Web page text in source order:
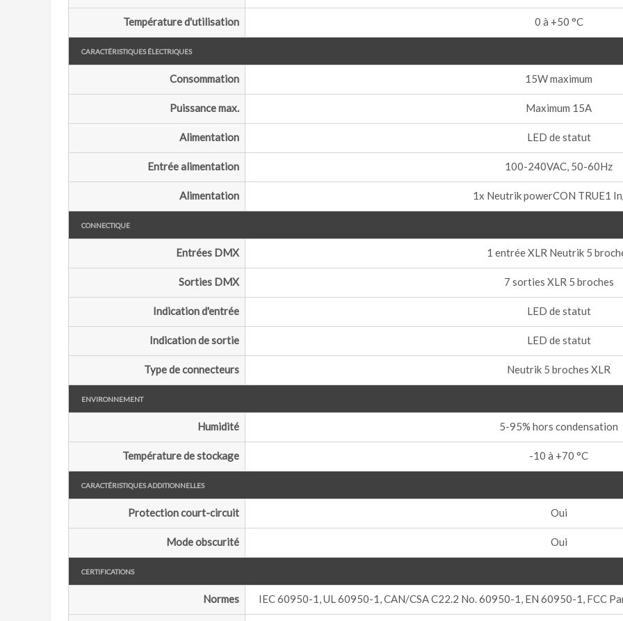
Température d'utilisation 0 à +50 °C
Caractéristiques électriques
Consommation 15W maximum
Puissance max. Maximum 15A
Alimentation LED de statut
Entrée alimentation 100-240VAC, 50-60Hz
Alimentation 1x Neutrik powerCON TRUE1
Connectique
Entrées DMX 1 entrée XLR Neutrik 5
Sorties DMX 7 sorties XLR 5 broches
Indication d'entrée LED de statut
Indication de sortie LED de statut
Type de connecteurs Neutrik 5 broches XLR
Environnement
Humidité 5-95% hors condensation
Température de stockage -10 à +70 °C
Caractéristiques additionnelles
Protection court-circuit Oui
Mode obscurité Oui
Certifications
Normes IEC 60950-1, UL 60950-1, CAN/CSA C22.2 No. 60950-1, EN 60950-1, FCC